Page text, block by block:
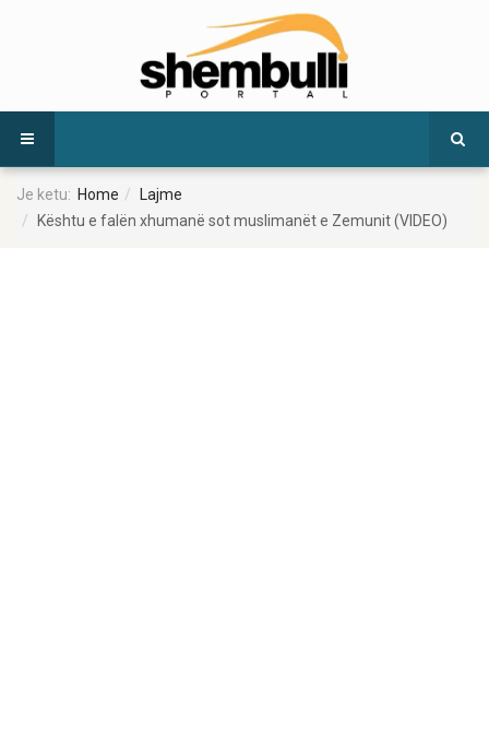
Je ketu: Home
Lajme
Kështu e falën xhumanë sot muslimanët e Zemunit (VIDEO)